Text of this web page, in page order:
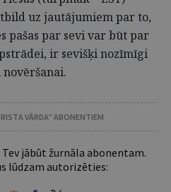
uz jautājumiem par to,
pašas par sevi var būt par
ir sevišķi nozīmīgi
VĀRDA” ABONENTIEM
jābūt žurnāla abonentam.
lūdzam autorizēties: